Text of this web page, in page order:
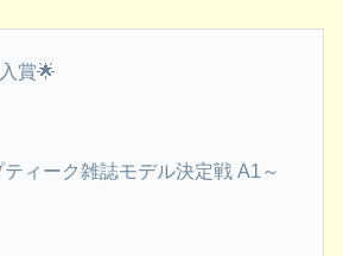
賞🌟
ティーク雑誌モデル決定戦 A1～